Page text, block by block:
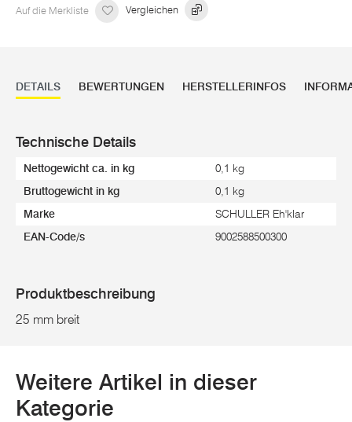
Auf die Merkliste Vergleichen
DETAILS BEWERTUNGEN HERSTELLERINFOS
Technische Details
Nettogewicht ca. in kg 0,1 kg
Bruttogewicht in kg 0,1 kg
Marke SCHULLER Eh'klar
EAN-Code/s 9002588500300
Produktbeschreibung
25 mm breit
Weitere Artikel in dieser
Kategorie